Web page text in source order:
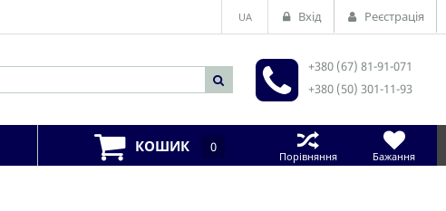
UA Вхід Реєстрація
+380 (67) 81-91-071
+380 (50) 301-11-93
КОШИК 0
Порівняння Бажання